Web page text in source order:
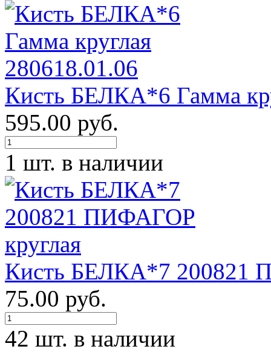
Кисть БЕЛКА*6 Гамма
595.00 руб.
1 шт. в наличии
Кисть БЕЛКА*7 200821
75.00 руб.
42 шт. в наличии